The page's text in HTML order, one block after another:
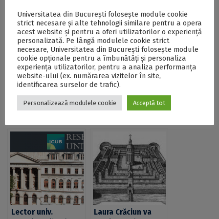
despre activitatea de cercetare a dr. Diana Stanciu pot
fi consultateaici .
Mai multe informații despre seminarulConsciousness
and Cognition: An Interdisciplinary Approachpot fi
consultateaici.
Lector univ.
Laura Crăciun va
Universitatea din București folosește module cookie
strict necesare și alte tehnologii similare pentru a opera
acest website și pentru a oferi utilizatorilor o experiență
personalizată. Pe lângă modulele cookie strict
necesare, Universitatea din București folosește module
cookie opționale pentru a îmbunătăți și personaliza
experiența utilizatorilor, pentru a analiza performanța
website-ului (ex. numărarea vizitelor în site,
identificarea surselor de trafic).
Personalizează modulele cookie Acceptă tot